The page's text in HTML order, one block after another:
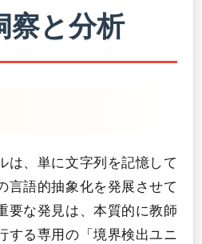
察と分析
は、単に文字列を記憶して
言語的抽象化を発展させて
要な発見は、本質的に教師
する専用の「境界検出ユニ